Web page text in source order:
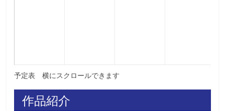
予定表 横にスクロールできます
作品紹介